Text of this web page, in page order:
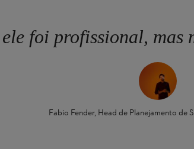
foi profissional, mas
Fabio Fender, Head de Planejamento de